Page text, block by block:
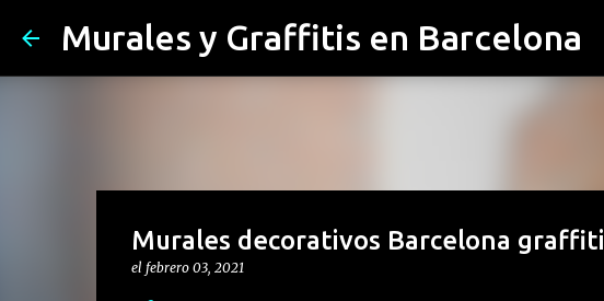
Murales y Graffitis en Barcelona
Murales decorativos Barcelona graffiti
el febrero 03, 2021